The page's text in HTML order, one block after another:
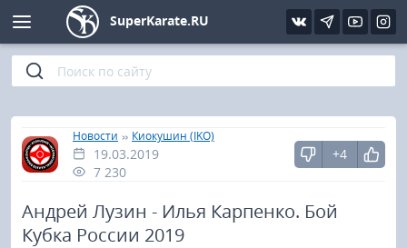
SuperKarate.RU
Главная
»
Новости » Киокушин (IKO)
19.03.2019
7 230
+4
Андрей Лузин - Илья Карпенко. Бой
Кубка России 2019
Киокушинкай
Кёкусин (IFK)
Шинкиокушинкай
Кекусин-кан
Фото
Видео
Интервью
Статьи
Уроки каратэ
Файлы
Библиотека